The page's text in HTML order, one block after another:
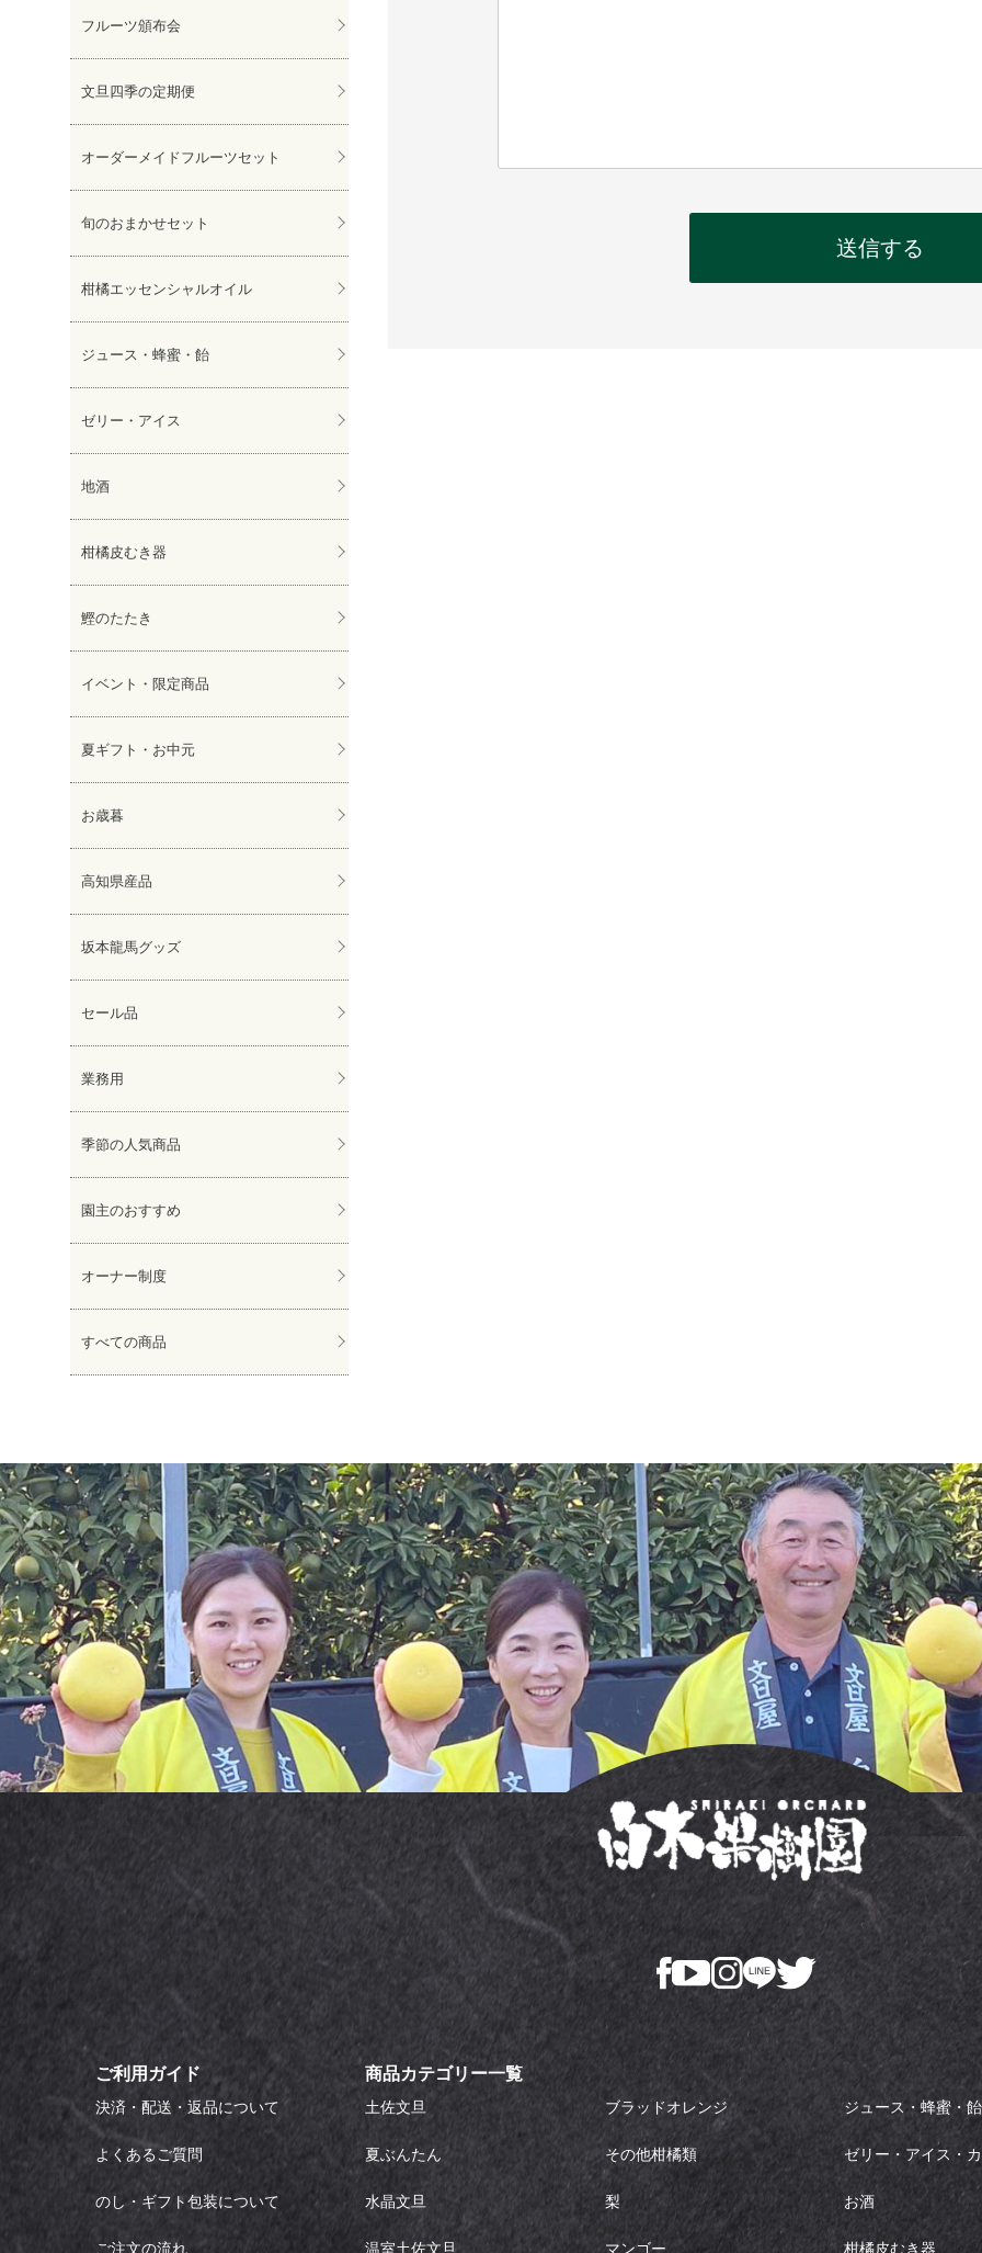
フルーツ頒布会
文旦四季の定期便
オーダーメイドフルーツセット
旬のおまかせセット
柑橘エッセンシャルオイル
ジュース・蜂蜜・飴
ゼリー・アイス
地酒
柑橘皮むき器
鰹のたたき
イベント・限定商品
夏ギフト・お中元
お歳暮
高知県産品
坂本龍馬グッズ
セール品
業務用
季節の人気商品
園主のおすすめ
オーナー制度
すべての商品
ご利用ガイド
決済・配送・返品について
よくあるご質問
のし・ギフト包装について
ご注文の流れ
商品カテゴリー一覧
土佐文旦
夏ぶんたん
水晶文旦
温室土佐文旦
ブラッドオレンジ
その他柑橘類
梨
マンゴー
ジュース・蜂蜜・飴
ゼリー・アイス・
お酒
柑橘皮むき器